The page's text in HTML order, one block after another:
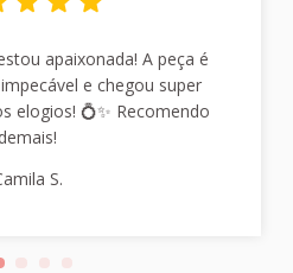
apaixonada! A peça é
e chegou super
elogios! 💍✨ Recomendo
demais!
S.